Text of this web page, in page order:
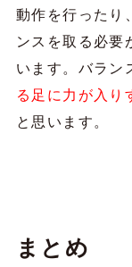
動作を行ったり
ンスを取る必要
います。バラン
る足に力が入り
と思います。
まとめ